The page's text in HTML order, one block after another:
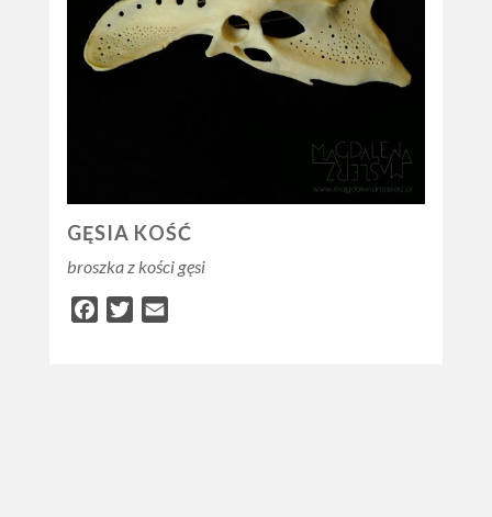
GĘSIA KOŚĆ
broszka z kości gęsi
Facebook
Twitter